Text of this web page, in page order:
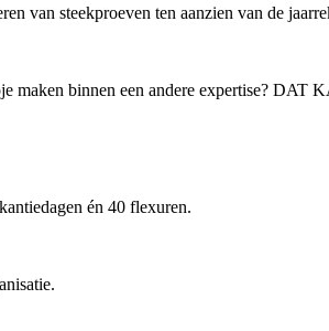
van steekproeven ten aanzien van de
maken binnen een andere expertise?
én 40 flexuren.